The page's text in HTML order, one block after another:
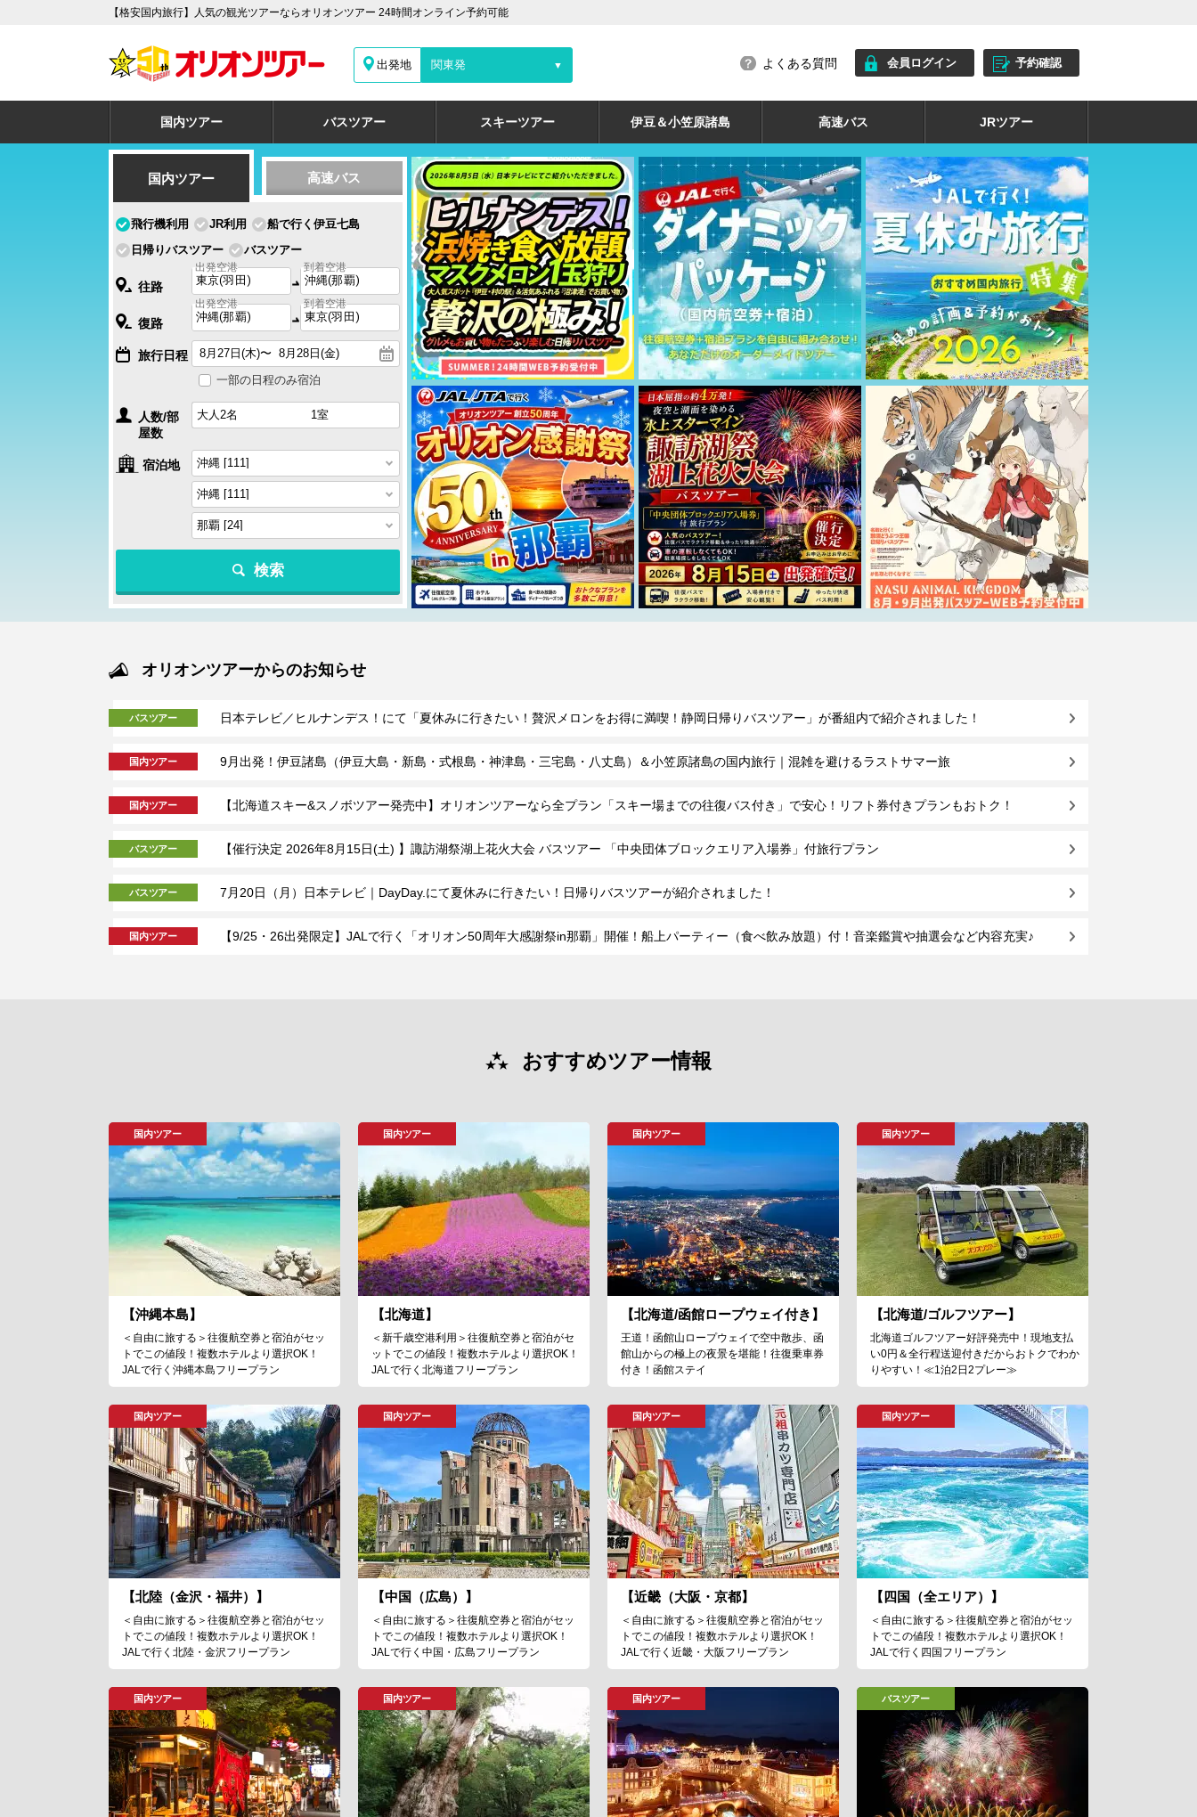
【格安国内旅行】人気の観光ツアーならオリオンツアー 24時間オンライン予約可能
出発地 関東発 ▼ よくある質問 会員ログイン 予約確認
国内ツアー バスツアー スキーツアー 伊豆＆小笠原諸島 高速バス JRツアー
国内ツアー 高速バス
飛行機利用 JR利用
船で行く伊豆七島
日帰りバスツアー
バスツアー
往路
出発空港 到着空港
復路
出発空港 到着空港
旅行日程
一部の日程のみ宿泊
人数/部
屋数
宿泊地
検索
オリオンツアーからのお知らせ
バスツアー 日本テレビ／ヒルナンデス！にて「夏休みに行きたい！贅沢メロンをお得に満喫！静岡日帰りバスツアー」が番組内で紹介されました！
国内ツアー 9月出発！伊豆諸島（伊豆大島・新島・式根島・神津島・三宅島・八丈島）＆小笠原諸島の国内旅行｜混雑を避けるラストサマー旅
国内ツアー 【北海道スキー&スノボツアー発売中】オリオンツアーなら全プラン「スキー場までの往復バス付き」で安心！リフト券付きプランもおトク！
バスツアー 【催行決定 2026年8月15日(土) 】諏訪湖祭湖上花火大会 バスツアー 「中央団体ブロックエリア入場券」付旅行プラン
バスツアー 7月20日（月）日本テレビ｜DayDay.にて夏休みに行きたい！日帰りバスツアーが紹介されました！
国内ツアー 【9/25・26出発限定】JALで行く「オリオン50周年大感謝祭in那覇」開催！船上パーティー（食べ飲み放題）付！音楽鑑賞や抽選会など内容充実♪
おすすめツアー情報
国内ツアー
【沖縄本島】
＜自由に旅する＞往復航空券と宿泊がセッ
トでこの値段！複数ホテルより選択OK！
JALで行く沖縄本島フリープラン
国内ツアー
【北海道】
＜新千歳空港利用＞往復航空券と宿泊がセ
ットでこの値段！複数ホテルより選択OK！
JALで行く北海道フリープラン
国内ツアー
【北海道/函館ロープウェイ付き】
王道！函館山ロープウェイで空中散歩、函
館山からの極上の夜景を堪能！往復乗車券
付き！函館ステイ
国内ツアー
【北海道/ゴルフツアー】
北海道ゴルフツアー好評発売中！現地支払
い0円＆全行程送迎付きだからおトクでわか
りやすい！≪1泊2日2プレー≫
国内ツアー
【北陸（金沢・福井）】
＜自由に旅する＞往復航空券と宿泊がセッ
トでこの値段！複数ホテルより選択OK！
JALで行く北陸・金沢フリープラン
国内ツアー
【中国（広島）】
＜自由に旅する＞往復航空券と宿泊がセッ
トでこの値段！複数ホテルより選択OK！
JALで行く中国・広島フリープラン
国内ツアー
【近畿（大阪・京都】
＜自由に旅する＞往復航空券と宿泊がセッ
トでこの値段！複数ホテルより選択OK！
JALで行く近畿・大阪フリープラン
国内ツアー
【四国（全エリア）】
＜自由に旅する＞往復航空券と宿泊がセッ
トでこの値段！複数ホテルより選択OK！
JALで行く四国フリープラン
国内ツアー 国内ツアー 国内ツアー バスツアー